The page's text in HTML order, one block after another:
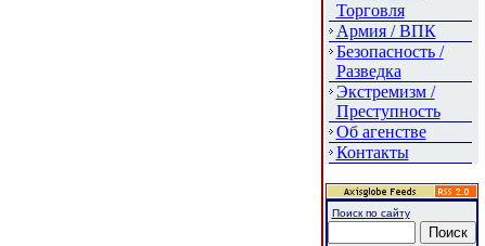
Торговля
Армия / ВПК
Безопасность /
Разведка
Экстремизм /
Преступность
Об агенстве
Контакты
Поиск по сайту